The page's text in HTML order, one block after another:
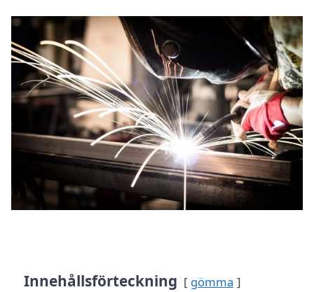
Innehållsförteckning gömma